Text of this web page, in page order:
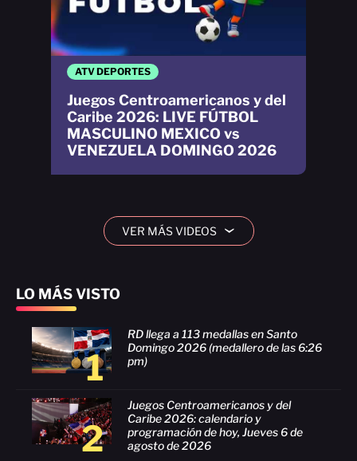
LO MÁS VISTO
1
RD llega a 113 medallas en Santo
Domingo 2026 (medallero de las 6:26
pm)
2
Juegos Centroamericanos y del
Caribe 2026: calendario y
programación de hoy, Jueves 6 de
agosto de 2026
ATV DEPORTES
Juegos Centroamericanos y del
Caribe 2026: LIVE FÚTBOL
MASCULINO MEXICO vs
VENEZUELA DOMINGO 2026
VER MÁS VIDEOS ›